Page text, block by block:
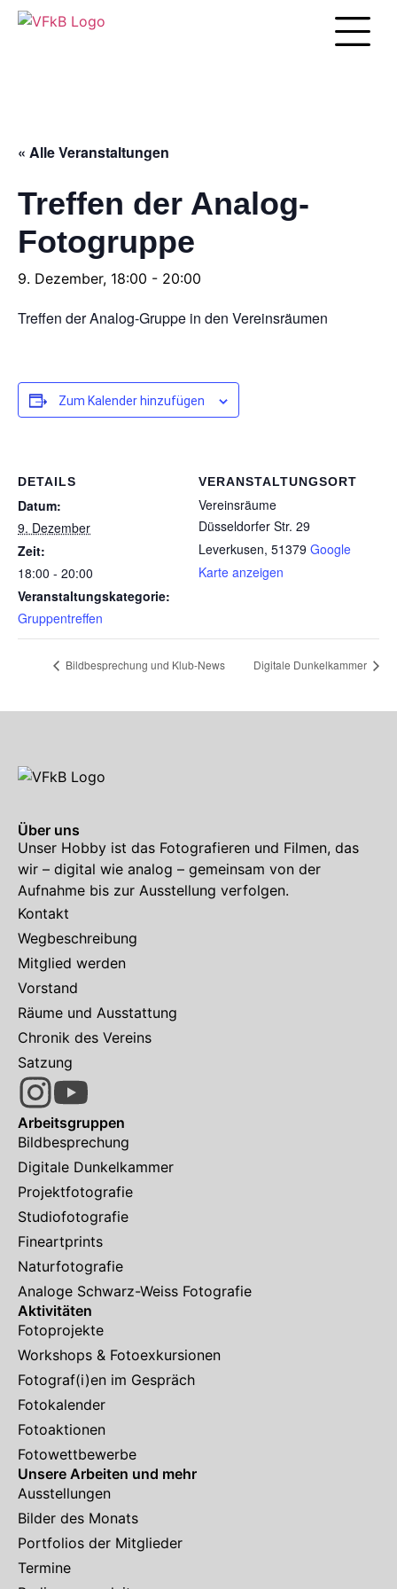
« Alle Veranstaltungen
Treffen der Analog-
Fotogruppe
9. Dezember, 18:00 - 20:00
Treffen der Analog-Gruppe in den Vereinsräumen
Zum Kalender hinzufügen
DETAILS
Datum:
9. Dezember
Zeit:
18:00 - 20:00
Veranstaltungskategorie:
Gruppentreffen
VERANSTALTUNGSORT
Vereinsräume
Düsseldorfer Str. 29
Leverkusen, 51379 Google
Karte anzeigen
Bildbesprechung und Klub-News Digitale Dunkelkammer
Über uns
Unser Hobby ist das Fotografieren und Filmen, das
wir – digital wie analog – gemeinsam von der
Aufnahme bis zur Ausstellung verfolgen.
Kontakt
Wegbeschreibung
Mitglied werden
Vorstand
Räume und Ausstattung
Chronik des Vereins
Satzung
Arbeitsgruppen
Bildbesprechung
Digitale Dunkelkammer
Projektfotografie
Studiofotografie
Fineartprints
Naturfotografie
Analoge Schwarz-Weiss Fotografie
Aktivitäten
Fotoprojekte
Workshops & Fotoexkursionen
Fotograf(i)en im Gespräch
Fotokalender
Fotoaktionen
Fotowettbewerbe
Unsere Arbeiten und mehr
Ausstellungen
Bilder des Monats
Portfolios der Mitglieder
Termine